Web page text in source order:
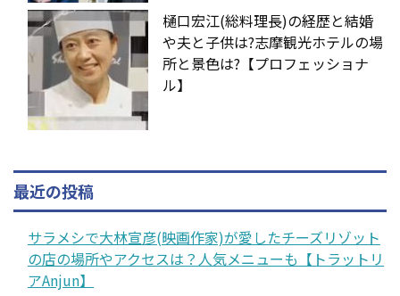
樋口宏江(総料理長)の経歴と結婚
や夫と子供は?志摩観光ホテルの場
所と景色は?【プロフェッショナ
ル】
最近の投稿
サラメシで大林宣彦(映画作家)が愛したチーズリゾット
の店の場所やアクセスは？人気メニューも【トラットリ
アAnjun】